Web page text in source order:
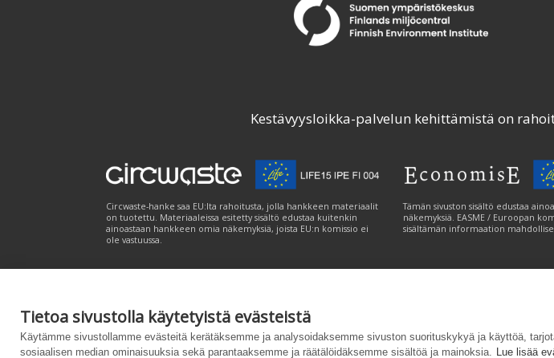
Tietoa sivustolla käytetyistä evästeistä
Käytämme sivustollamme evästeitä kerätäksemme ja analysoidaksemme sivuston suorituskykyä ja käyttöä,
sosiaalisen median ominaisuuksia sekä parantaaksemme ja räätälöidäksemme sisältöä ja mainoksia. Lue lisää
Kestävyysloikka-palvelun kehittämistä on
Circwaste-hanke saa EU:lta rahoitusta, jolla hankkeen materiaalit
on tuotettu. Materiaaleissa esitetty sisältö edustaa kuitenkin
ainoastaan hankkeen omia näkemyksiä, joista EU:n komissio ei
ole vastuussa.
Tämän sivuston sisältö edustaa
näkemyksiä. EASME / Euroopan
sisältämän informaation
Palvelukuvaus| Tietosuojailmoitus|Saavutettavuusseloste|Evästeasetukset
Powered by – SuunniteltuCustomizrilla